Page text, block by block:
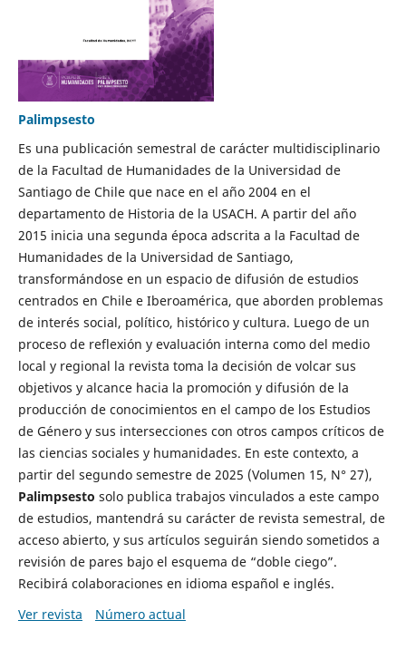
Palimpsesto
Es una publicación semestral de carácter multidisciplinario
de la Facultad de Humanidades de la Universidad de
Santiago de Chile que nace en el año 2004 en el
departamento de Historia de la USACH. A partir del año
2015 inicia una segunda época adscrita a la Facultad de
Humanidades de la Universidad de Santiago,
transformándose en un espacio de difusión de estudios
centrados en Chile e Iberoamérica, que aborden problemas
de interés social, político, histórico y cultura. Luego de un
proceso de reflexión y evaluación interna como del medio
local y regional la revista toma la decisión de volcar sus
objetivos y alcance hacia la promoción y difusión de la
producción de conocimientos en el campo de los Estudios
de Género y sus intersecciones con otros campos críticos de
las ciencias sociales y humanidades. En este contexto, a
partir del segundo semestre de 2025 (Volumen 15, N° 27),
Palimpsesto solo publica trabajos vinculados a este campo
de estudios, mantendrá su carácter de revista semestral, de
acceso abierto, y sus artículos seguirán siendo sometidos a
revisión de pares bajo el esquema de “doble ciego”.
Recibirá colaboraciones en idioma español e inglés.
Ver revista
Número actual